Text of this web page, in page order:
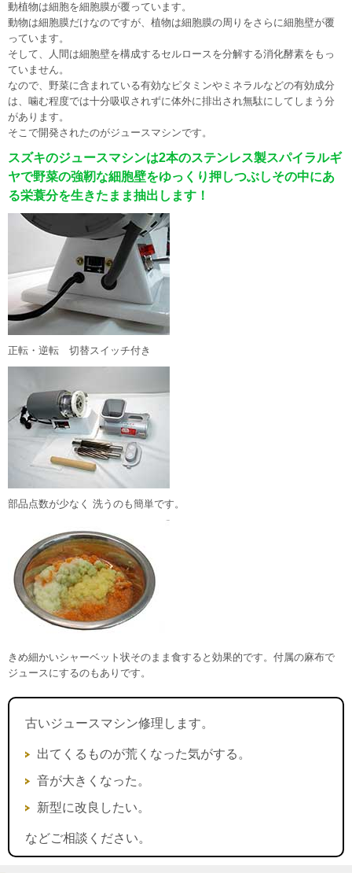
3月11日株式会社クリアス（横浜市）：リクシル・TOTO・パナソニッ
ク等のユニットバスを最大70％OFF。マンション・戸建てのお風呂のリ
フォームは安心してご相談ください。
3月6日 家族葬のそうえん町田鶴川ホール（東京都町田市）：儀式とし
ての葬儀に捉われず故人様、ご遺族様の想いに寄り添った家族葬（31万
円～）をご提案します。一日葬・直葬にも対応。365日24時間TEL対応。
2月27日【新規掲載！】Lucefata[ルーチェファータ]（横浜市）：シン
グルマザー・ひとり親向けの結婚相談所。丁寧な婚活サポートで出会い
から成婚まで支援します。無料相談受付中！
2月27日【新規掲載！】有限会社シンセツ（秦野市）：上下水道設備
工事や給湯器交換・水まわりリフォームを手がけ、キッチン・浴室・ト
イレなど住まいの快適生活を地域密着でサポートします。
2月26日 【リニューアル！】ティックコーポレーション株式会社（台
東区）：産業用ノズルVarioSprayシリーズは安定したスプレーで非常に
少量の液体を精密に、薄く、均一に噴霧。液体飛散もないありません。
【リニューアル！】ティックコーポレーション株式会社（台
東区）：工場・倉庫の暑さ対策を後付けで実現するミスト噴霧システ
ム。機器や段ボールもミストで濡らすことなく高温から守ります。
>>バックナンバー
動植物は細胞を細胞膜が覆っています。
動物は細胞膜だけなのですが、植物は細胞膜の周りをさらに細胞壁が覆
っています。
そして、人間は細胞壁を構成するセルロースを分解する消化酵素をもっ
ていません。
なので、野菜に含まれている有効なピタミンやミネラルなどの有効成分
は、噛む程度では十分吸収されずに体外に排出され無駄にしてしまう分
があります。
そこで開発されたのがジュースマシンです。
スズキのジュースマシンは2本のステンレス製スパイラルギ
ヤで野菜の強靭な細胞壁をゆっくり押しつぶしその中にあ
る栄蓑分を生きたまま抽出します！
正転・逆転 切替スイッチ付き
部品点数が少なく 洗うのも簡単です。
きめ細かいシャーベット状そのまま食すると効果的です。付属の麻布で
ジュースにするのもありです。
古いジュースマシン修理します。
出てくるものが荒くなった気がする。
音が大きくなった。
新型に改良したい。
などご相談ください。